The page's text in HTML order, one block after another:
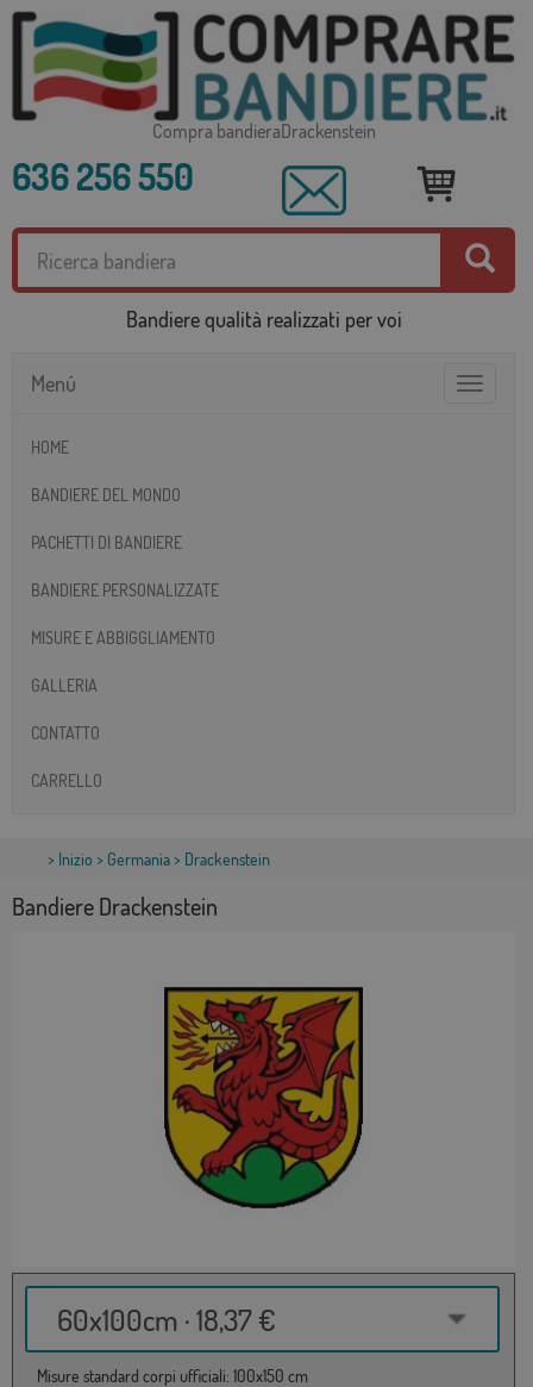
Compra bandieraDrackenstein
636 256 550
Bandiere qualità realizzati per voi
Toggle
Menú
HOME
BANDIERE DEL MONDO
PACHETTI DI BANDIERE
BANDIERE PERSONALIZZATE
MISURE E ABBIGGLIAMENTO
GALLERIA
CONTATTO
CARRELLO
> Inizio > Germania> Drackenstein
Bandiere Drackenstein
60x100cm · 18,37 €
Misure standard corpi ufficiali: 100x150 cm